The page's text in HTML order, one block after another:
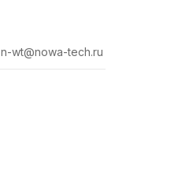
n-wt@nowa-tech.ru